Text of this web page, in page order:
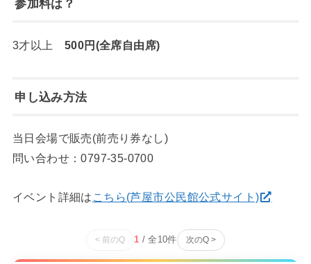
参加料は？
3才以上 500円(全席自由席)
申し込み方法
当日会場で販売(前売り券なし)
問い合わせ：0797-35-0700
イベント詳細は こちら(芦屋市公民館公式サイト)
< 前のQ 1 / 全 10件 次のQ >